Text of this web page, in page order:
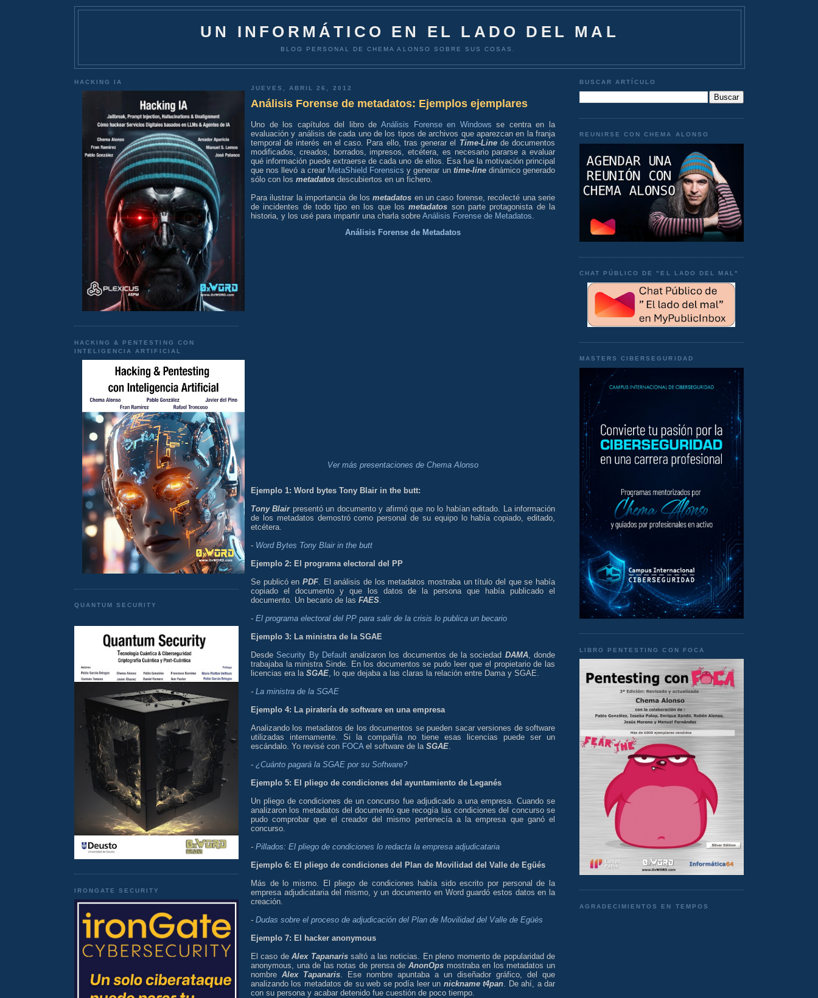
UN INFORMÁTICO EN EL LADO DEL MAL
BLOG PERSONAL DE CHEMA ALONSO SOBRE SUS COSAS.
HACKING IA
HACKING & PENTESTING CON
INTELIGENCIA ARTIFICIAL
QUANTUM SECURITY
IRONGATE SECURITY
JUEVES, ABRIL 26, 2012
Análisis Forense de metadatos: Ejemplos ejemplares
Uno de los capítulos del libro de Análisis Forense en Windows se centra en la
evaluación y análisis de cada uno de los tipos de archivos que aparezcan en la franja
temporal de interés en el caso. Para ello, tras generar el Time-Linede documentos
modificados, creados, borrados, impresos, etcétera, es necesario pararse a evaluar
qué información puede extraerse de cada uno de ellos. Esa fue la motivación principal
que nos llevó a crear MetaShield Forensics y generar un time-linedinámico generado
sólo con los metadatos descubiertos en un fichero.
Para ilustrar la importancia de losmetadatos en un caso forense, recolecté una serie
de incidentes de todo tipo en los que losmetadatos son parte protagonista de la
historia, y los usé para impartir una charla sobre Análisis Forense de Metadatos
Análisis Forense de Metadatos
Ver más presentaciones de Chema Alonso
Ejemplo 1: Word bytes Tony Blair in the butt:
Tony Blairpresentó un documento y afirmó que no lo habían editado. La información
de los metadatos demostró como personal de su equipo lo había copiado, editado,
etcétera.
- Word Bytes Tony Blair in the butt
Ejemplo 2: El programa electoral del PP
Se publicó en PDF . El análisis de los metadatos mostraba un título del que se había
copiado el documento y que los datos de la persona que había publicado el
documento. Un becario de las FAES
- El programa electoral del PP para salir de la crisis lo publica un becario
Ejemplo 3: La ministra de la SGAE
Desde Security By Defaultanalizaron los documentos de la sociedad DAMA, donde
trabajaba la ministra Sinde. En los documentos se pudo leer que el propietario de las
licencias era la SGAE , lo que dejaba a las claras la relación entre Dama y SGAE.
- La ministra de la SGAE
Ejemplo 4: La piratería de software en una empresa
Analizando los metadatos de los documentos se pueden sacar versiones de software
utilizadas internamente. Si la compañía no tiene esas licencias puede ser un
escándalo. Yo revisé con FOCA el software de la SGAE
- ¿Cuánto pagará la SGAE por su Software?
Ejemplo 5: El pliego de condiciones del ayuntamiento de Leganés
Un pliego de condiciones de un concurso fue adjudicado a una empresa. Cuando se
analizaron los metadatos del documento que recogía las condiciones del concurso se
pudo comprobar que el creador del mismo pertenecía a la empresa que ganó el
concurso.
- Pillados: El pliego de condiciones lo redacta la empresa adjudicataria
Ejemplo 6: El pliego de condiciones del Plan de Movilidad del Valle de Egüés
Más de lo mismo. El pliego de condiciones había sido escrito por personal de la
empresa adjudicataria del mismo, y un documento en Word guardó estos datos en la
creación.
- Dudas sobre el proceso de adjudicación del Plan de Movilidad del Valle de Egüés
Ejemplo 7: El hacker anonymous
El caso deAlex Tapanarissaltó a las noticias. En pleno momento de popularidad de
anonymous, una de las notas de prensa de AnonOpsmostraba en los metadatos un
nombre Alex Tapanaris . Ese nombre apuntaba a un diseñador gráfico, del que
analizando los metadatos de su web se podía leer un nicknamet4pan . De ahí, a dar
con su persona y acabar detenido fue cuestión de poco tiempo.
BUSCAR ARTÍCULO
REUNIRSE CON CHEMA ALONSO
CHAT PÚBLICO DE "EL LADO DEL MAL"
MASTERS CIBERSEGURIDAD
LIBRO PENTESTING CON FOCA
AGRADECIMIENTOS EN TEMPOS